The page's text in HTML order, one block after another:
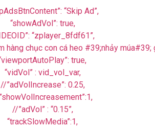
“Skip Ad”,
“showAdVol”: true,
“zplayer_8fdf61”,
hàng chục con cá heo #39;nhảy múa#39;
true,
“vidVol” : vid_vol_var,
//”adVolIncrease”: 0.25,
//”adVol” : “0.15”,
“trackSlowMedia”:1,